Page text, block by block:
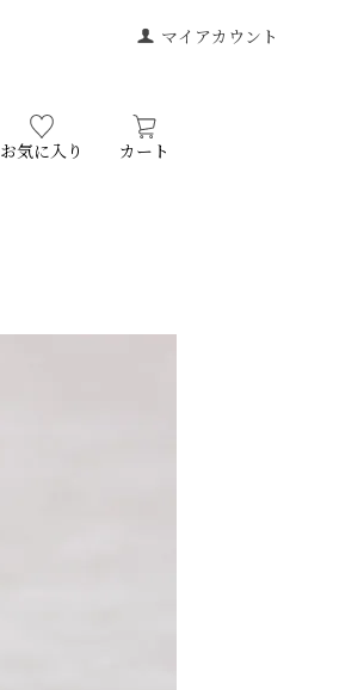
マイアカウント
お気に入り カート